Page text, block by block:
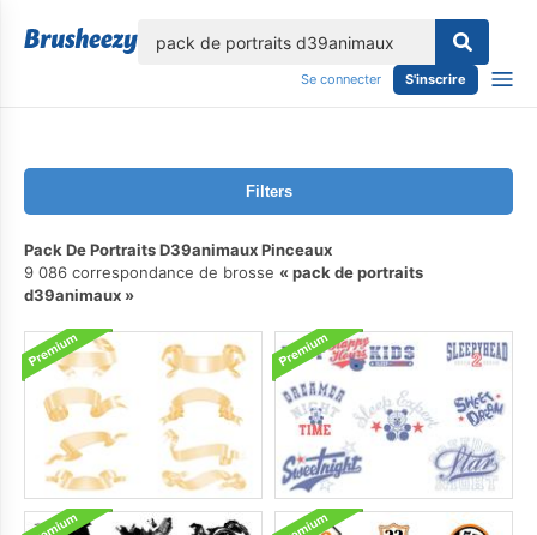
Se connecter S'inscrire
Filters
Pack De Portraits D39animaux Pinceaux
9 086 correspondance de brosse
pack de portraits
d39animaux